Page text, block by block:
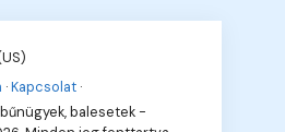
·Kapcsolat ·
balesetek -